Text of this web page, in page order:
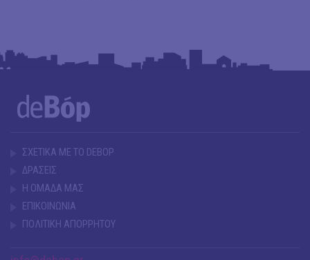
ΣΧΕΤΙΚΑ ΜΕ ΤΟ DEBOP
ΔΡΑΣΕΙΣ
Η ΟΜΑΔΑ ΜΑΣ
ΕΠΙΚΟΙΝΩΝΙΑ
ΠΟΛΙΤΙΚΗ ΑΠΟΡΡΗΤΟΥ